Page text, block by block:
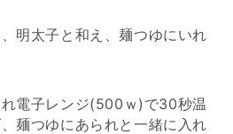
明太子と和え、麺つゆにいれ
電子レンジ(500ｗ)で30秒温
麺つゆにあられと一緒に入れ